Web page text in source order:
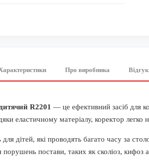
Про виробника
R2201 — це ефективний засіб для
еластичному матеріалу, коректор
для дітей, які проводять багато часу за
порушень постави, таких як сколіоз, кифоз